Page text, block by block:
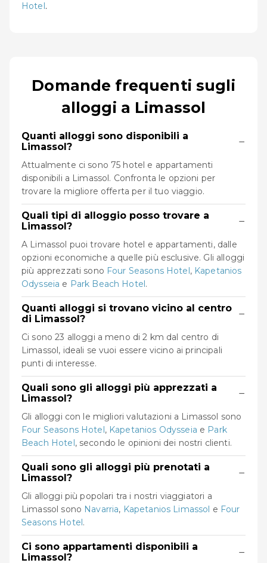
Hotel.
Domande frequenti sugli
alloggi a Limassol
Quanti alloggi sono disponibili a
Limassol?
−
Attualmente ci sono 75 hotel e appartamenti
disponibili a Limassol. Confronta le opzioni per
trovare la migliore offerta per il tuo viaggio.
Quali tipi di alloggio posso trovare a
Limassol?
−
A Limassol puoi trovare hotel e appartamenti, dalle
opzioni economiche a quelle più esclusive. Gli alloggi
più apprezzati sono Four Seasons Hotel, Kapetanios
Odysseia e Park Beach Hotel.
Quanti alloggi si trovano vicino al centro
di Limassol?
−
Ci sono 23 alloggi a meno di 2 km dal centro di
Limassol, ideali se vuoi essere vicino ai principali
punti di interesse.
Quali sono gli alloggi più apprezzati a
Limassol?
−
Gli alloggi con le migliori valutazioni a Limassol sono
Four Seasons Hotel, Kapetanios Odysseia e Park
Beach Hotel, secondo le opinioni dei nostri clienti.
Quali sono gli alloggi più prenotati a
Limassol?
−
Gli alloggi più popolari tra i nostri viaggiatori a
Limassol sono Navarria, Kapetanios Limassol e Four
Seasons Hotel.
Ci sono appartamenti disponibili a
Limassol?
−